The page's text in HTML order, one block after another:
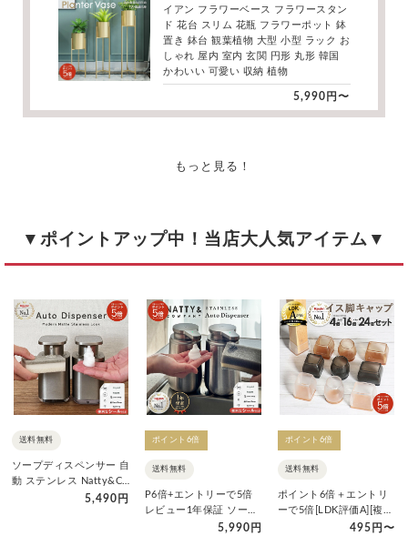
イアン フラワーベース フラワースタン
ド 花台 スリム 花瓶 フラワーポット 鉢
置き 鉢台 観葉植物 大型 小型 ラック お
しゃれ 屋内 室内 玄関 円形 丸形 韓国
かわいい 可愛い 収納 植物
5,990円〜
もっと見る！
▼ポイントアップ中！当店大人気アイテム▼
送料無料
ソープディスペンサー 自
動 ステンレス Natty&Co
公式 泡タイプ 液…5,490円
ポイント6倍
送料無料
P6倍+エントリーで5倍
レビュー1年保証 ソープ
ディスペンサー 自動 ス
5,990円
ポイント6倍
送料無料
ポイント6倍＋エントリ
ーで5倍[LDK評価A][複数
点10%引coupon]…495円〜